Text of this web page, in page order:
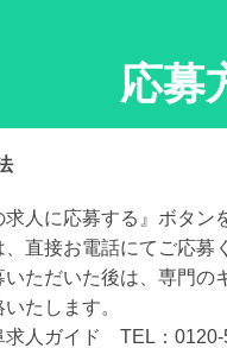
応募
求人に応募する』ボタン
、直接お電話にてご応募
いただいた後は、専門の
たします。
求人ガイド TEL：0120-